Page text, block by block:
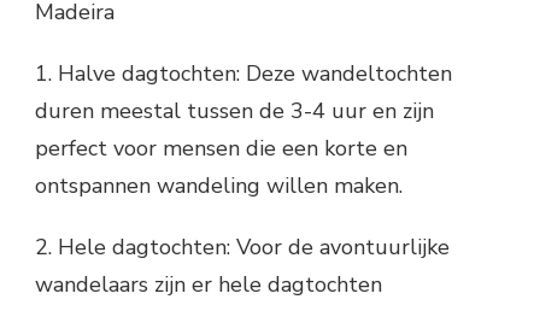
Madeira
1. Halve dagtochten: Deze wandeltochten
duren meestal tussen de 3-4 uur en zijn
perfect voor mensen die een korte en
ontspannen wandeling willen maken.
2. Hele dagtochten: Voor de avontuurlijke
wandelaars zijn er hele dagtochten